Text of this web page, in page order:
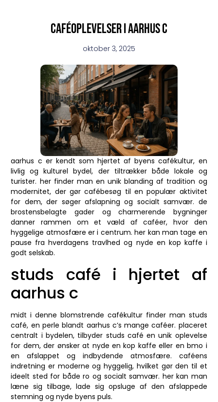
Caféoplevelser i aarhus c
oktober 3, 2025
aarhus c er kendt som hjertet af byens cafékultur, en
livlig og kulturel bydel, der tiltrækker både lokale og
turister. her finder man en unik blanding af tradition og
modernitet, der gør cafébesøg til en populær aktivitet
for dem, der søger afslapning og socialt samvær. de
brostensbelagte gader og charmerende bygninger
danner rammen om et væld af caféer, hvor den
hyggelige atmosfære er i centrum. her kan man tage en
pause fra hverdagens travlhed og nyde en kop kaffe i
godt selskab.
studs café i hjertet af
aarhus c
midt i denne blomstrende cafékultur finder man studs
café, en perle blandt aarhus c’s mange caféer. placeret
centralt i bydelen, tilbyder studs café en unik oplevelse
for dem, der ønsker at nyde en kop kaffe eller en bmo i
en afslappet og indbydende atmosfære. caféens
indretning er moderne og hyggelig, hvilket gør den til et
ideelt sted for både ro og socialt samvær. her kan man
læne sig tilbage, lade sig opsluge af den afslappede
stemning og nyde byens puls.